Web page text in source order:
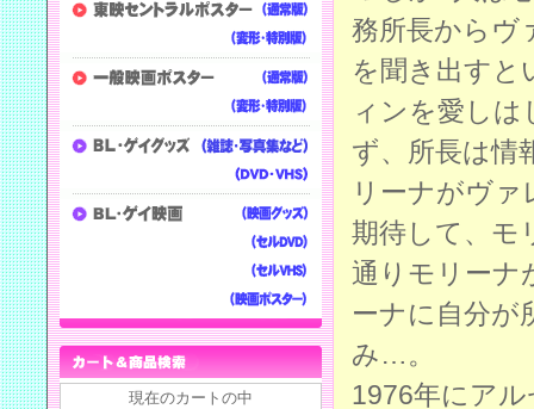
務所長からヴ
を聞き出すと
ィンを愛し
ず、所長は情
リーナがヴ
期待して、モ
通りモリーナ
ーナに自分が
み…。
1976年にア
現在のカートの中